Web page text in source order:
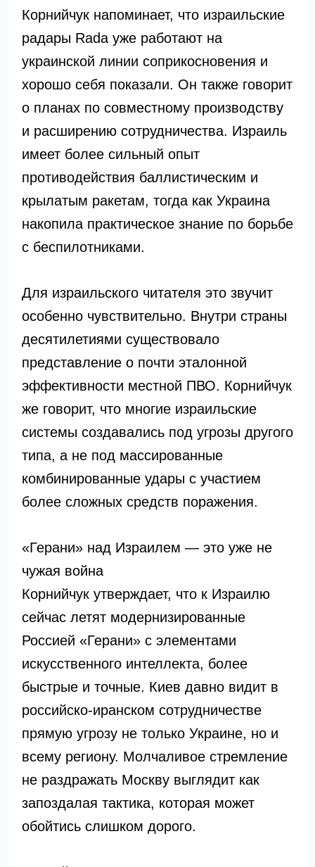
Корнийчук напоминает, что израильские
радары Rada уже работают на
украинской линии соприкосновения и
хорошо себя показали. Он также говорит
о планах по совместному производству
и расширению сотрудничества. Израиль
имеет более сильный опыт
противодействия баллистическим и
крылатым ракетам, тогда как Украина
накопила практическое знание по борьбе
с беспилотниками.
Для израильского читателя это звучит
особенно чувствительно. Внутри страны
десятилетиями существовало
представление о почти эталонной
эффективности местной ПВО. Корнийчук
же говорит, что многие израильские
системы создавались под угрозы другого
типа, а не под массированные
комбинированные удары с участием
более сложных средств поражения.
«Герани» над Израилем — это уже не
чужая война
Корнийчук утверждает, что к Израилю
сейчас летят модернизированные
Россией «Герани» с элементами
искусственного интеллекта, более
быстрые и точные. Киев давно видит в
российско-иранском сотрудничестве
прямую угрозу не только Украине, но и
всему региону. Молчаливое стремление
не раздражать Москву выглядит как
запоздалая тактика, которая может
обойтись слишком дорого.